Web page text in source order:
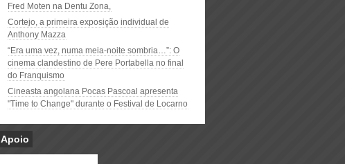
Fred Moten na Dentu Zona,
Cortejo, a primeira exposição individual de
Anthony Mazza
“Era uma vez, numa meia-noite sombria…”: O
cinema clandestino de Pere Portabella no final
do Franquismo
Cineasta angolana Pocas Pascoal apresenta
"Time to Change" durante o Festival de Locarno
Apoio